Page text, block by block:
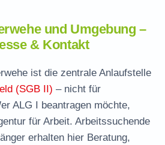
und Umgebung –
& Kontakt
ist die zentrale Anlaufstelle
(SGB II) – nicht für
ALG I beantragen möchte,
für Arbeit. Arbeitssuchende
erhalten hier Beratung,